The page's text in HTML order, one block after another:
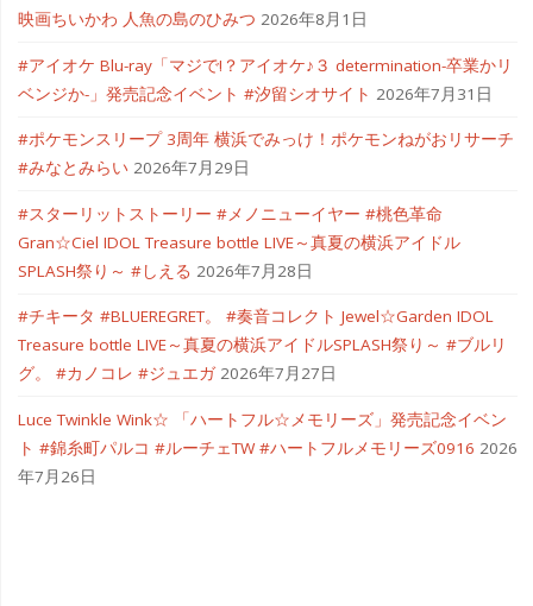
映画ちいかわ 人魚の島のひみつ 2026年8月1日
#アイオケ Blu-ray「マジで!？アイオケ♪３ determination-卒業かリ
ベンジか-」発売記念イベント #汐留シオサイト 2026年7月31日
#ポケモンスリープ 3周年 横浜でみっけ！ポケモンねがおリサーチ
#みなとみらい 2026年7月29日
#スターリットストーリー #メノニューイヤー #桃色革命
Gran☆Ciel IDOL Treasure bottle LIVE～真夏の横浜アイドル
SPLASH祭り～ #しえる 2026年7月28日
#チキータ #BLUEREGRET。 #奏音コレクト Jewel☆Garden IDOL
Treasure bottle LIVE～真夏の横浜アイドルSPLASH祭り～ #ブルリ
グ。 #カノコレ #ジュエガ 2026年7月27日
Luce Twinkle Wink☆ 「ハートフル☆メモリーズ」発売記念イベン
ト #錦糸町パルコ #ルーチェTW #ハートフルメモリーズ0916 2026
年7月26日